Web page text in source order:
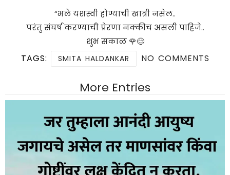
“भले यशस्वी होण्याची खात्री नसेल..
परंतु संघर्ष करण्याची प्रेरणा नक्कीच असली पाहिजे..
शुभ सकाळ 🌹😊
TAGS: SMITA HALDANKAR NO COMMENTS
More Entries